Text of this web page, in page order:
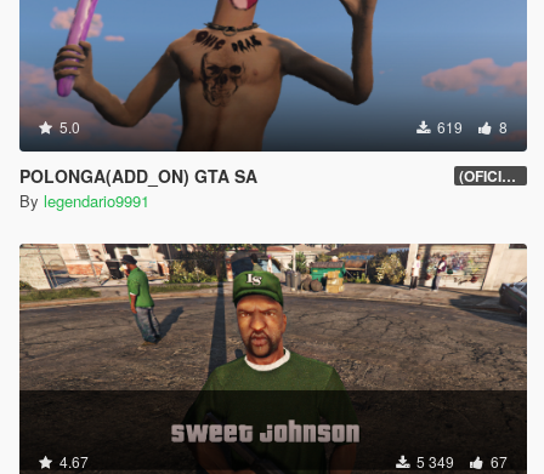
5.0 619 8
POLONGA(ADD_ON) GTA SA (OFICIAL)
By legendario9991
4.67 5 349 67